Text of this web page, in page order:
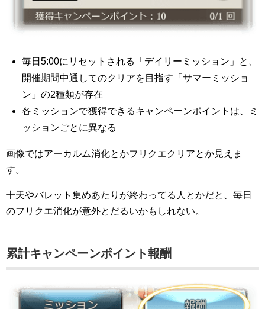
毎日5:00にリセットされる「デイリーミッション」と、
開催期間中通してのクリアを目指す「サマーミッショ
ン」の2種類が存在
各ミッションで獲得できるキャンペーンポイントは、ミ
ッションごとに異なる
画像ではアーカルム消化とかフリクエクリアとか見えま
す。
十天やバレット集めあたりが終わってる人とかだと、毎日
のフリクエ消化が意外とだるいかもしれない。
累計キャンペーンポイント報酬